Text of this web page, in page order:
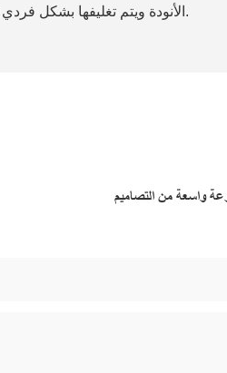
الأنودة ويتم تغليفها بشكل فردي في صناديق مشكلة بالتفريغ.
واسعة من التصاميم